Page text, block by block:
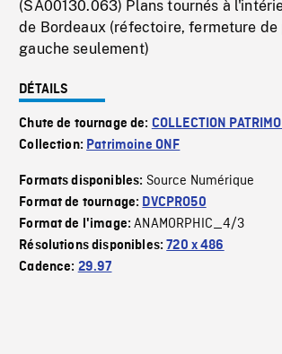
(SA00130.063) Plans tournés à
de Bordeaux (réfectoire, fermeture de
gauche seulement)
DÉTAILS
Chute de tournage de: COLLECTION
Collection: Patrimoine ONF
Formats disponibles: Source Numérique
Format de tournage: DVCPRO50
Format de l'image:ANAMORPHIC_4/3
Résolutions disponibles:720 x 486
Cadence: 29.97